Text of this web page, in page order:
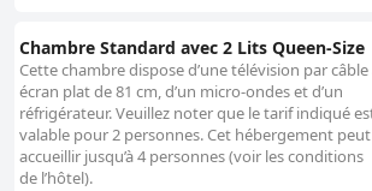
Chambre Standard avec 2 Lits Queen-Size
Cette chambre dispose d’une télévision par câble
écran plat de 81 cm, d’un micro-ondes et d’un
réfrigérateur. Veuillez noter que le tarif indiqué
valable pour 2 personnes. Cet hébergement peut
accueillir jusqu’à 4 personnes (voir les conditions
de l’hôtel).